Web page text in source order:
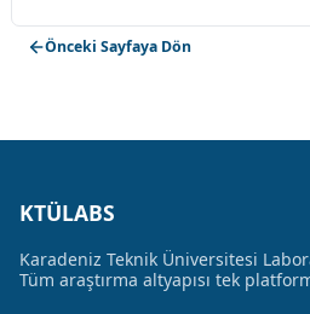
Önceki Sayfaya Dön
KTÜLABS
Karadeniz Teknik Üniversitesi
Tüm araştırma altyapısı tek